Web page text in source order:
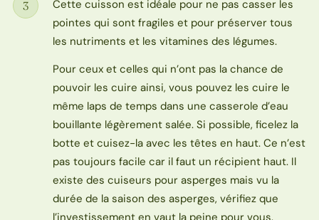
Étape
3
Cette cuisson est idéale pour ne pas casser les
pointes qui sont fragiles et pour préserver tous
les nutriments et les vitamines des légumes.
Pour ceux et celles qui n’ont pas la chance de
pouvoir les cuire ainsi, vous pouvez les cuire le
même laps de temps dans une casserole d’eau
bouillante légèrement salée. Si possible, ficelez la
botte et cuisez-la avec les têtes en haut. Ce n’est
pas toujours facile car il faut un récipient haut. Il
existe des cuiseurs pour asperges mais vu la
durée de la saison des asperges, vérifiez que